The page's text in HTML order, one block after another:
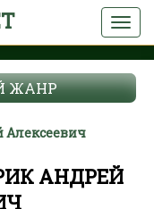
ЖАНР
Алексеевич
АНДРЕЙ